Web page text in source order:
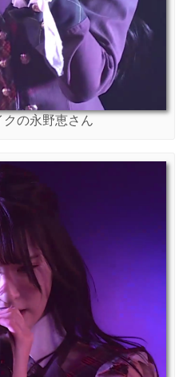
の永野恵さん